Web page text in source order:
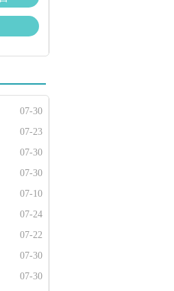
07-30
07-23
07-30
07-30
07-10
07-24
07-22
07-30
07-30